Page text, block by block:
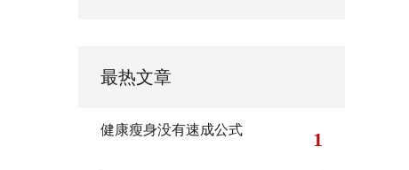
最热文章
健康瘦身没有速成公式 1